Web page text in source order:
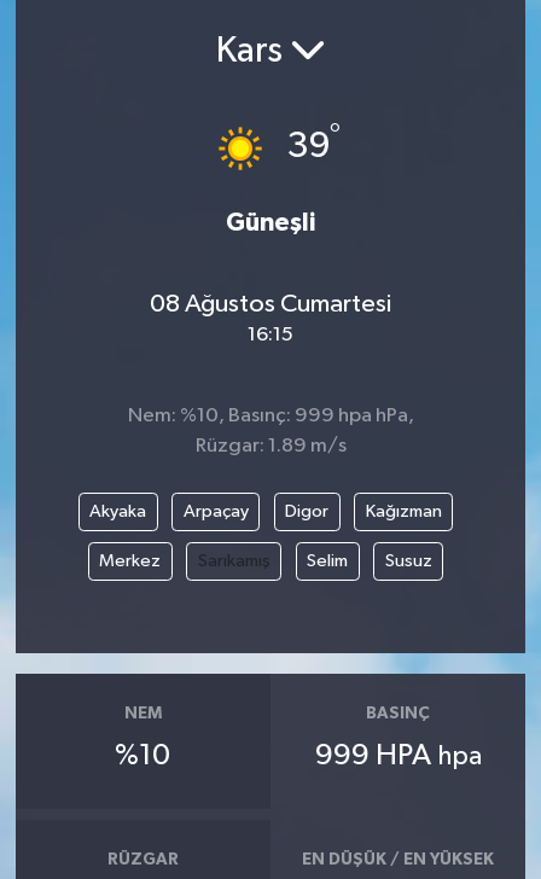
Kars
39°
Güneşli
08 Ağustos Cumartesi
16:15
Nem: %10, Basınç: 999 hpa hPa,
Rüzgar: 1.89 m/s
Akyaka Arpaçay Digor Kağızman
Merkez Sarıkamış Selim Susuz
NEM
%10
BASINÇ
999 HPA hpa
RÜZGAR EN DÜŞÜK / EN YÜKSEK